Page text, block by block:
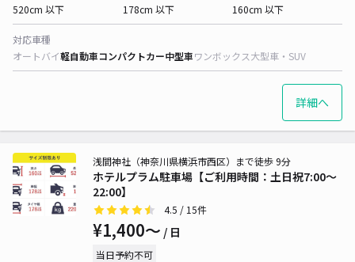
520cm 以下
178cm 以下
160cm 以下
対応車種
オートバイ軽自動車コンパクトカー中型車ワンボックス大型車・SUV
詳細へ
ホテルプラム駐車場【ご利用時間：土日祝7:00～
22:00】
浅間神社（神奈川県横浜市西区）まで徒歩 9分
4.5 / 15件
¥1,400〜 / 日
当日予約不可